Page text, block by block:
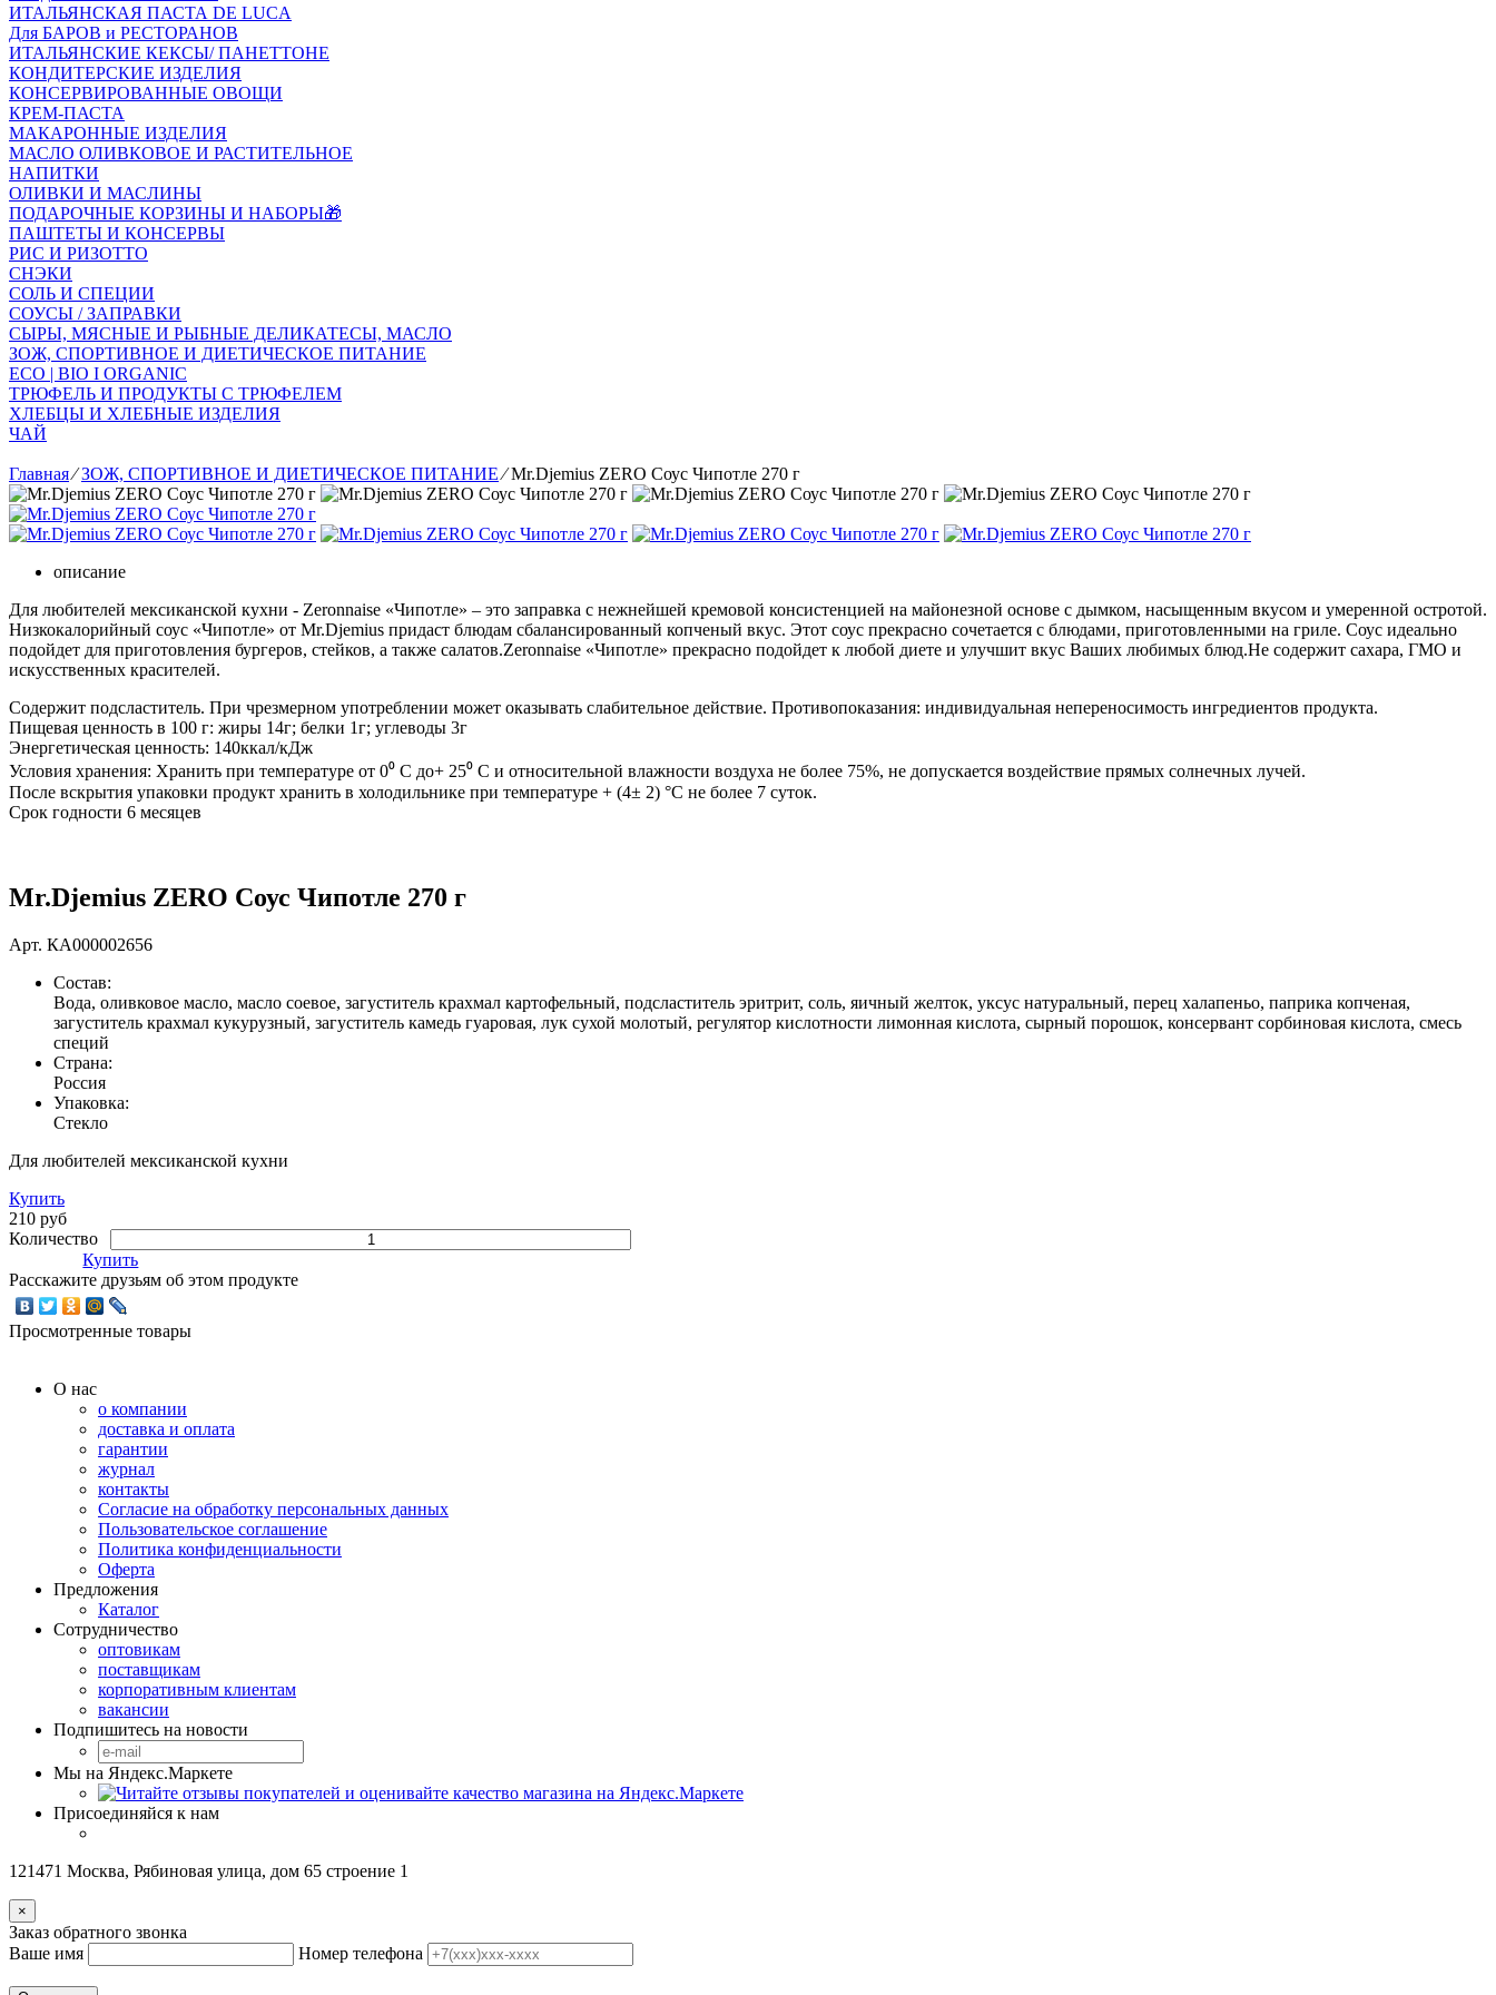
ИТАЛЬЯНСКАЯ ПАСТА DE LUCA
Для БАРОВ и РЕСТОРАНОВ
ИТАЛЬЯНСКИЕ КЕКСЫ/ ПАНЕТТОНЕ
КОНДИТЕРСКИЕ ИЗДЕЛИЯ
КОНСЕРВИРОВАННЫЕ ОВОЩИ
КРЕМ-ПАСТА
МАКАРОННЫЕ ИЗДЕЛИЯ
МАСЛО ОЛИВКОВОЕ И РАСТИТЕЛЬНОЕ
НАПИТКИ
ОЛИВКИ И МАСЛИНЫ
ПОДАРОЧНЫЕ КОРЗИНЫ И НАБОРЫ🎁
ПАШТЕТЫ И КОНСЕРВЫ
РИС И РИЗОТТО
СНЭКИ
СОЛЬ И СПЕЦИИ
СОУСЫ / ЗАПРАВКИ
СЫРЫ, МЯСНЫЕ И РЫБНЫЕ ДЕЛИКАТЕСЫ, МАСЛО
ЗОЖ, СПОРТИВНОЕ И ДИЕТИЧЕСКОЕ ПИТАНИЕ
ECO | BIO I ORGANIC
ТРЮФЕЛЬ И ПРОДУКТЫ С ТРЮФЕЛЕМ
ХЛЕБЦЫ И ХЛЕБНЫЕ ИЗДЕЛИЯ
ЧАЙ
Главная⁄ЗОЖ, СПОРТИВНОЕ И ДИЕТИЧЕСКОЕ ПИТАНИЕ ⁄ Mr.Djemius ZERO Соус Чипотле 270 г
описание
Для любителей мексиканской кухни - Zeronnaise «Чипотле» – это заправка с нежнейшей кремовой консистенцией на майонезной основе с дымком, насыщенным вкусом и умеренной остротой.
Низкокалорийный соус «Чипотле» от Mr.Djemius придаст блюдам сбалансированный копченый вкус. Этот соус прекрасно сочетается с блюдами, приготовленными на гриле. Соус идеально
подойдет для приготовления бургеров, стейков, а также салатов.Zeronnaise «Чипотле» прекрасно подойдет к любой диете и улучшит вкус Ваших любимых блюд.Не содержит сахара, ГМО и
искусственных красителей.
Содержит подсластитель. При чрезмерном употреблении может оказывать слабительное действие. Противопоказания: индивидуальная непереносимость ингредиентов продукта.
Пищевая ценность в 100 г: жиры 14г; белки 1г; углеводы 3г
Энергетическая ценность: 140ккал/кДж
Условия хранения: Хранить при температуре от 0⁰ С до+ 25⁰ С и относительной влажности воздуха не более 75%, не допускается воздействие прямых солнечных лучей.
После вскрытия упаковки продукт хранить в холодильнике при температуре + (4± 2) °С не более 7 суток.
Срок годности 6 месяцев
Mr.Djemius ZERO Соус Чипотле 270 г
Арт. КА000002656
Состав:
Вода, оливковое масло, масло соевое, загуститель крахмал картофельный, подсластитель эритрит, соль, яичный желток, уксус натуральный, перец халапеньо, паприка копченая,
загуститель крахмал кукурузный, загуститель камедь гуаровая, лук сухой молотый, регулятор кислотности лимонная кислота, сырный порошок, консервант сорбиновая кислота, смесь
специй
Страна:
Россия
Упаковка:
Стекло
Для любителей мексиканской кухни
Купить
210 руб
Количество
Купить
Расскажите друзьям об этом продукте
Просмотренные товары
О нас
о компании
доставка и оплата
гарантии
журнал
контакты
Согласие на обработку персональных данных
Пользовательское соглашение
Политика конфиденциальности
Оферта
Предложения
Каталог
Сотрудничество
оптовикам
поставщикам
корпоративным клиентам
вакансии
Подпишитесь на новости
Мы на Яндекс.Маркете
Присоединяйся к нам
121471 Москва, Рябиновая улица, дом 65 строение 1
×
Заказ обратного звонка
Ваше имя
Номер телефона